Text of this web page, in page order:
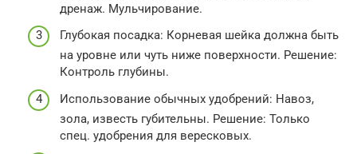
дренаж. Мульчирование.
Глубокая посадка: Корневая шейка должна быть
на уровне или чуть ниже поверхности. Решение:
Контроль глубины.
Использование обычных удобрений: Навоз,
зола, известь губительны. Решение: Только
спец. удобрения для вересковых.